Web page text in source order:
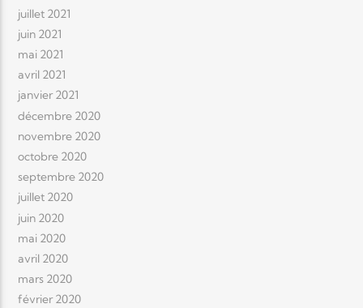
juillet 2021
juin 2021
mai 2021
avril 2021
janvier 2021
décembre 2020
novembre 2020
octobre 2020
septembre 2020
juillet 2020
juin 2020
mai 2020
avril 2020
mars 2020
février 2020